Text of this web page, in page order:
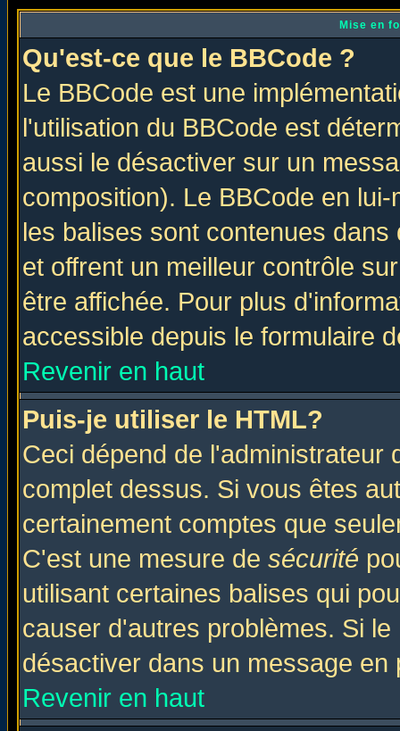
Mise en
Qu'est-ce que le BBCode ?
Le BBCode est une
l'utilisation du BBCode est
aussi le désactiver sur un
composition). Le BBCode en
les balises sont contenues
et offrent un meilleur contrôle
être affichée. Pour plus
accessible depuis le formulaire
Revenir en haut
Puis-je utiliser le HTML?
Ceci dépend de l'administrateur
complet dessus. Si vous êtes
certainement comptes que
C'est une mesure de sécurité
utilisant certaines balises qui
causer d'autres problèmes. Si
désactiver dans un message
Revenir en haut